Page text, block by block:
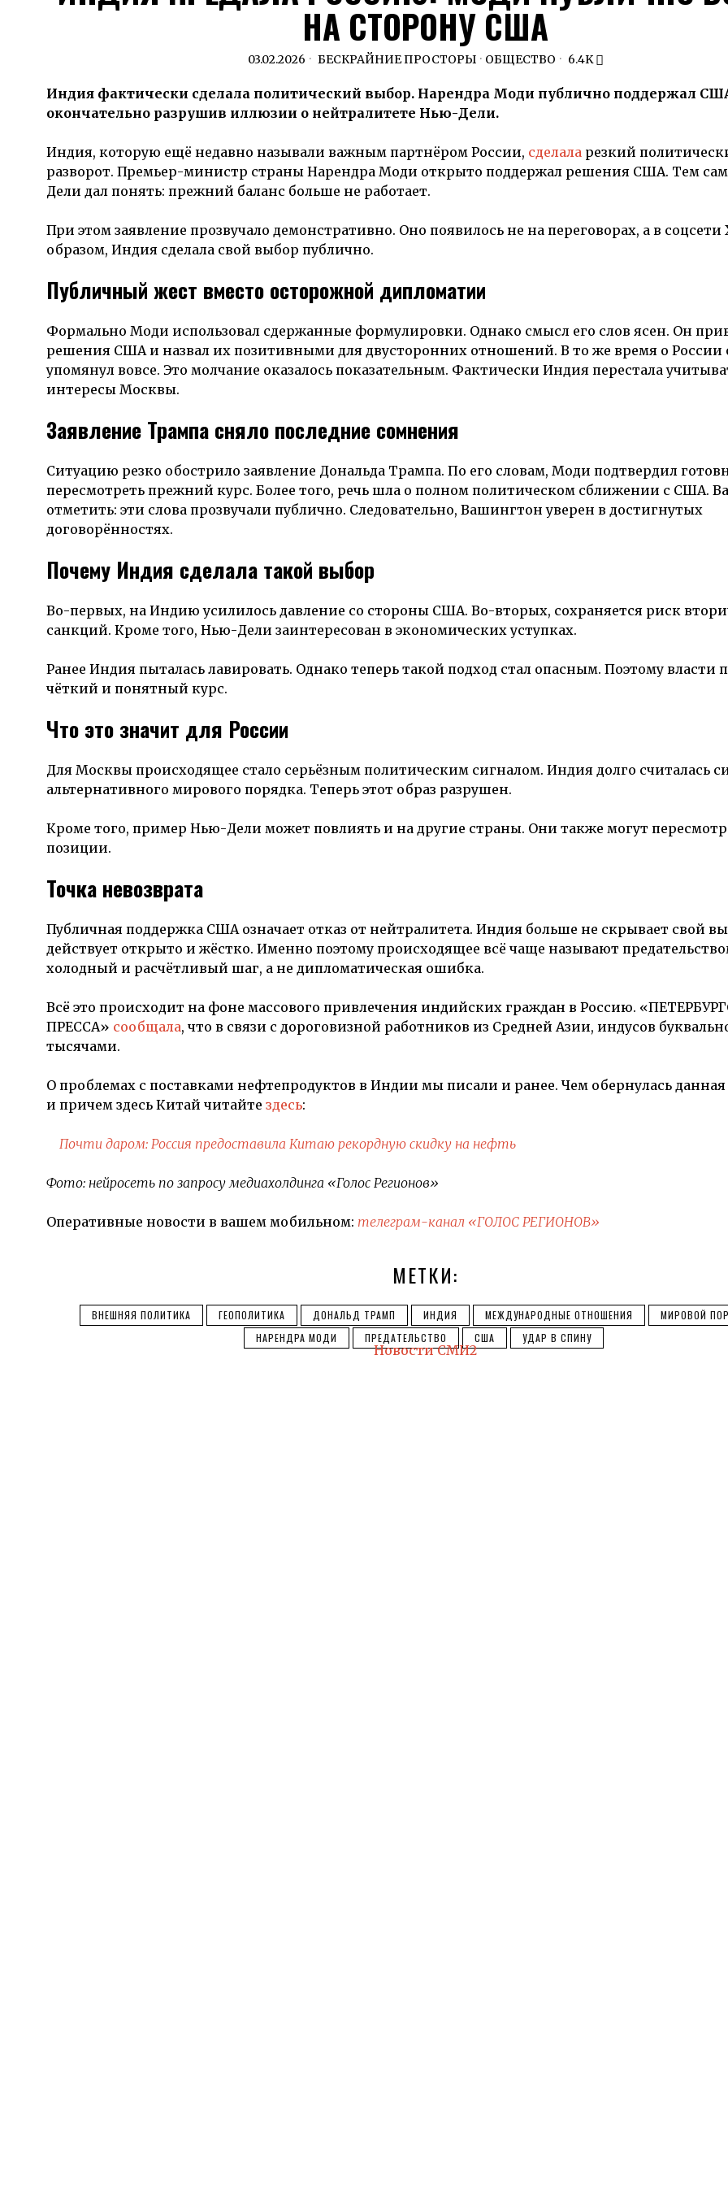
НА СТОРОНУ США
03.02.2026 БЕСКРАЙНИЕ ПРОСТОРЫ · ОБЩЕСТВО 6.4K
Индия фактически сделала политический выбор. Нарендра Моди публично поддержал
окончательно разрушив иллюзии о нейтралитете Нью-Дели.
Индия, которую ещё недавно называли важным партнёром России, сделала резкий
разворот. Премьер-министр страны Нарендра Моди открыто поддержал решения США. Тем
Дели дал понять: прежний баланс больше не работает.
При этом заявление прозвучало демонстративно. Оно появилось не на переговорах, а в соцсети
образом, Индия сделала свой выбор публично.
Публичный жест вместо осторожной дипломатии
Формально Моди использовал сдержанные формулировки. Однако смысл его слов ясен. Он
решения США и назвал их позитивными для двусторонних отношений. В то же время о России
упомянул вовсе. Это молчание оказалось показательным. Фактически Индия перестала
интересы Москвы.
Заявление Трампа сняло последние сомнения
Ситуацию резко обострило заявление Дональда Трампа. По его словам, Моди подтвердил
пересмотреть прежний курс. Более того, речь шла о полном политическом сближении с США.
отметить: эти слова прозвучали публично. Следовательно, Вашингтон уверен в достигнутых
договорённостях.
Почему Индия сделала такой выбор
Во-первых, на Индию усилилось давление со стороны США. Во-вторых, сохраняется риск
санкций. Кроме того, Нью-Дели заинтересован в экономических уступках.
Ранее Индия пыталась лавировать. Однако теперь такой подход стал опасным. Поэтому власти
чёткий и понятный курс.
Что это значит для России
Для Москвы происходящее стало серьёзным политическим сигналом. Индия долго считалась
альтернативного мирового порядка. Теперь этот образ разрушен.
Кроме того, пример Нью-Дели может повлиять и на другие страны. Они также могут
позиции.
Точка невозврата
Публичная поддержка США означает отказ от нейтралитета. Индия больше не скрывает свой
действует открыто и жёстко. Именно поэтому происходящее всё чаще называют
холодный и расчётливый шаг, а не дипломатическая ошибка.
Всё это происходит на фоне массового привлечения индийских граждан в Россию.
ПРЕССА» сообщала, что в связи с дороговизной работников из Средней Азии, индусов
тысячами.
О проблемах с поставками нефтепродуктов в Индии мы писали и ранее. Чем обернулась
и причем здесь Китай читайте здесь:
Почти даром: Россия предоставила Китаю рекордную скидку на нефть
Фото: нейросеть по запросу медиахолдинга «Голос Регионов»
Оперативные новости в вашем мобильном: телеграм-канал «ГОЛОС РЕГИОНОВ»
МЕТКИ:
ВНЕШНЯЯ ПОЛИТИКА ГЕОПОЛИТИКА ДОНАЛЬД ТРАМП ИНДИЯ МЕЖДУНАРОДНЫЕ ОТНОШЕНИЯ
МИРОВОЙ
НАРЕНДРА МОДИ
ПРЕДАТЕЛЬСТВО США УДАР В СПИНУ
Новости СМИ2